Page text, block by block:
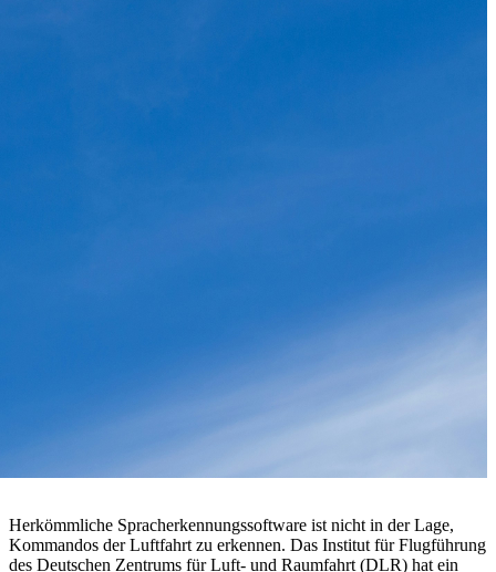
Herkömmliche Spracherkennungssoftware ist nicht in der Lage,
Kommandos der Luftfahrt zu erkennen. Das Institut für Flugführung
des Deutschen Zentrums für Luft- und Raumfahrt (DLR) hat ein